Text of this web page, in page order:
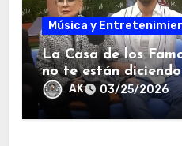
Música y
La Casa de los
no te están
salida de Kunno lo
AK 03/25/2026